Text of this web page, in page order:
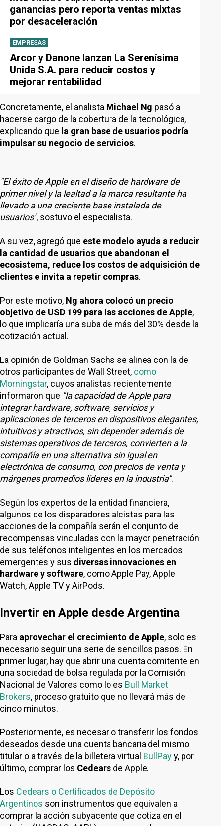
ganancias pero reporta ventas mixtas
por desaceleración
EMPRESAS
Arcor y Danone lanzan La Serenísima
Unida S.A. para reducir costos y
mejorar rentabilidad
Concretamente, el analista Michael Ng pasó a
hacerse cargo de la cobertura de la tecnológica,
explicando que la gran base de usuarios podría
impulsar su negocio de servicios.
"El éxito de Apple en el diseño de hardware de
primer nivel y la lealtad a la marca resultante ha
llevado a una creciente base instalada de
usuarios", sostuvo el especialista.
A su vez, agregó que este modelo ayuda a reducir
la cantidad de usuarios que abandonan el
ecosistema, reduce los costos de adquisición de
clientes e invita a repetir compras.
Por este motivo, Ng ahora colocó un precio
objetivo de USD 199 para las acciones de Apple,
lo que implicaría una suba de más del 30% desde la
cotización actual.
La opinión de Goldman Sachs se alinea con la de
otros participantes de Wall Street, como
Morningstar, cuyos analistas recientemente
informaron que "la capacidad de Apple para
integrar hardware, software, servicios y
aplicaciones de terceros en dispositivos elegantes,
intuitivos y atractivos, sin depender además de
sistemas operativos de terceros, convierten a la
compañía en una alternativa sin igual en
electrónica de consumo, con precios de venta y
márgenes promedios líderes en la industria".
Según los expertos de la entidad financiera,
algunos de los disparadores alcistas para las
acciones de la compañía serán el conjunto de
recompensas vinculadas con la mayor penetración
de sus teléfonos inteligentes en los mercados
emergentes y sus diversas innovaciones en
hardware y software, como Apple Pay, Apple
Watch, Apple TV y AirPods.
Invertir en Apple desde Argentina
Para aprovechar el crecimiento de Apple, solo es
necesario seguir una serie de sencillos pasos. En
primer lugar, hay que abrir una cuenta comitente en
una sociedad de bolsa regulada por la Comisión
Nacional de Valores como lo es Bull Market
Brokers, proceso gratuito que no llevará más de
cinco minutos.
Posteriormente, es necesario transferir los fondos
deseados desde una cuenta bancaria del mismo
titular o a través de la billetera virtual BullPayy, por
último, comprar los Cedears de Apple.
Los Cedears o Certificados de Depósito
Argentinos son instrumentos que equivalen a
comprar la acción subyacente que cotiza en el